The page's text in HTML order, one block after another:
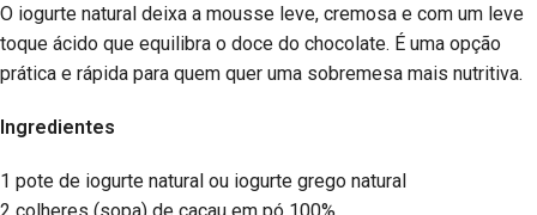
O iogurte natural deixa a mousse leve, cremosa e com um leve
toque ácido que equilibra o doce do chocolate. É uma opção
prática e rápida para quem quer uma sobremesa mais nutritiva.
Ingredientes
1 pote de iogurte natural ou iogurte grego natural